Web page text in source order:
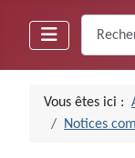
Vous êtes ici :
Notices